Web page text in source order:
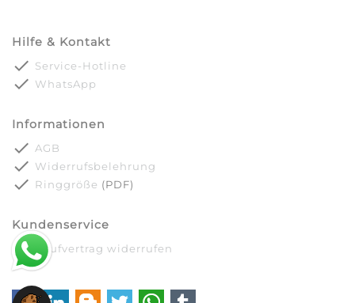
Hilfe & Kontakt
done Service-Hotline
done WhatsApp
Informationen
done AGB
done Widerrufsbelehrung
done Ringgröße (PDF)
Kundenservice
done Kaufvertrag widerrufen